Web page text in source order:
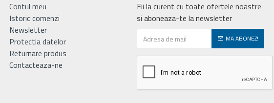
Contul meu
Istoric comenzi
Newsletter
Protectia datelor
Returnare produs
Contacteaza-ne
Fii la curent cu toate ofertele noastre
si aboneaza-te la newsletter
MA ABONEZ!